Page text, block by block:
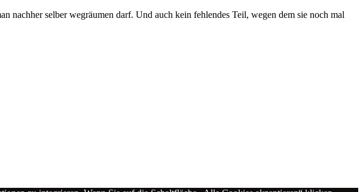
nachher selber wegräumen darf. Und auch kein fehlendes Teil, wegen dem sie noch mal